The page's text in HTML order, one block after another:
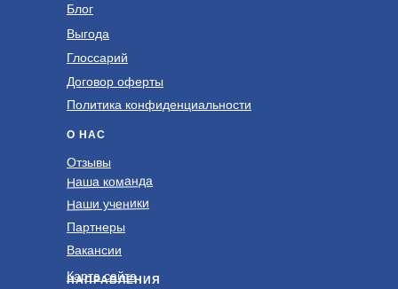
Договор оферты
Политика конфиденциальности
Глоссарий
Выгода
Блог
НАПРАВЛЕНИЯ
О НАС
Отзывы
Наша команда
Наши ученики
Партнеры
Вакансии
Карта сайта